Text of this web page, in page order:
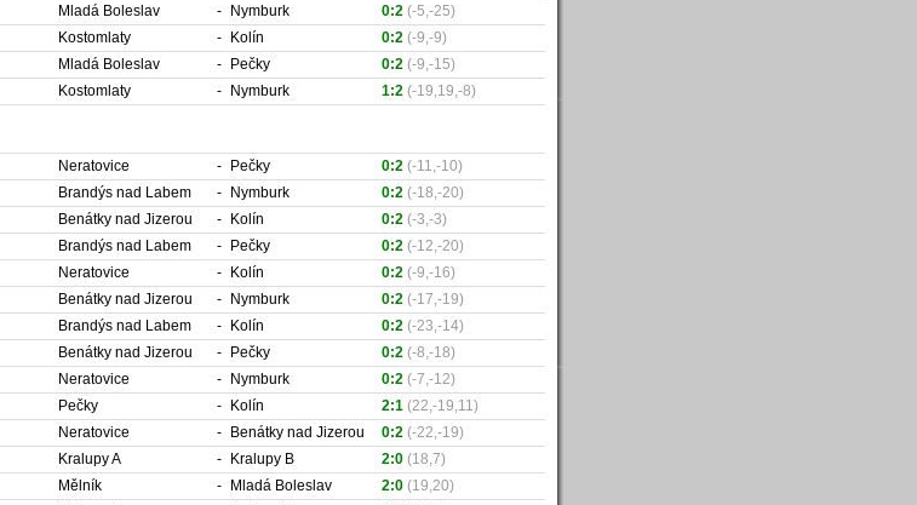
Mladá Boleslav - Nymburk 0:2 (-5,-25)
Kostomlaty - Kolín 0:2 (-9,-9)
Mladá Boleslav - Pečky 0:2 (-9,-15)
Kostomlaty - Nymburk 1:2 (-19,19,-8)
Neratovice - Pečky 0:2 (-11,-10)
Brandýs nad Labem - Nymburk 0:2 (-18,-20)
Benátky nad Jizerou - Kolín 0:2 (-3,-3)
Brandýs nad Labem - Pečky 0:2 (-12,-20)
Neratovice - Kolín 0:2 (-9,-16)
Benátky nad Jizerou - Nymburk 0:2 (-17,-19)
Brandýs nad Labem - Kolín 0:2 (-23,-14)
Benátky nad Jizerou - Pečky 0:2 (-8,-18)
Neratovice - Nymburk 0:2 (-7,-12)
Pečky - Kolín 2:1 (22,-19,11)
Neratovice - Benátky nad Jizerou 0:2 (-22,-19)
Kralupy A - Kralupy B 2:0 (18,7)
Mělník - Mladá Boleslav 2:0 (19,20)